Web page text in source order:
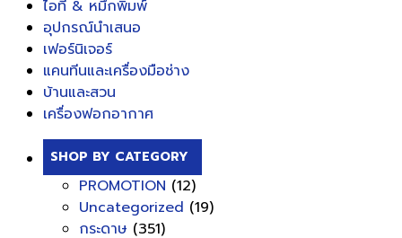
ไอที & หมึกพิมพ์
อุปกรณ์นำเสนอ
เฟอร์นิเจอร์
แคนทีนและเครื่องมือช่าง
บ้านและสวน
เครื่องฟอกอากาศ
SHOP BY CATEGORY
PROMOTION (12)
Uncategorized (19)
กระดาษ (351)